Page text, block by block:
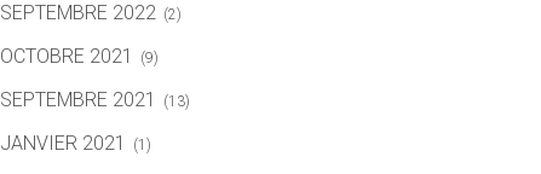
SEPTEMBRE 2022 (2)
OCTOBRE 2021 (9)
SEPTEMBRE 2021 (13)
JANVIER 2021 (1)